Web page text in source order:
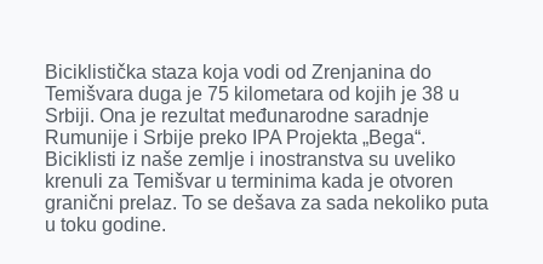
b
o
o
k
e
n
g
e
e
d
I
n
r
s
A
p
p
l
Biciklistička staza koja vodi od Zrenjanina do
Temišvara duga je 75 kilometara od kojih je 38 u
Srbiji. Ona je rezultat međunarodne saradnje
Rumunije i Srbije preko IPA Projekta „Bega“.
Biciklisti iz naše zemlje i inostranstva su uveliko
krenuli za Temišvar u terminima kada je otvoren
granični prelaz. To se dešava za sada nekoliko puta
u toku godine.